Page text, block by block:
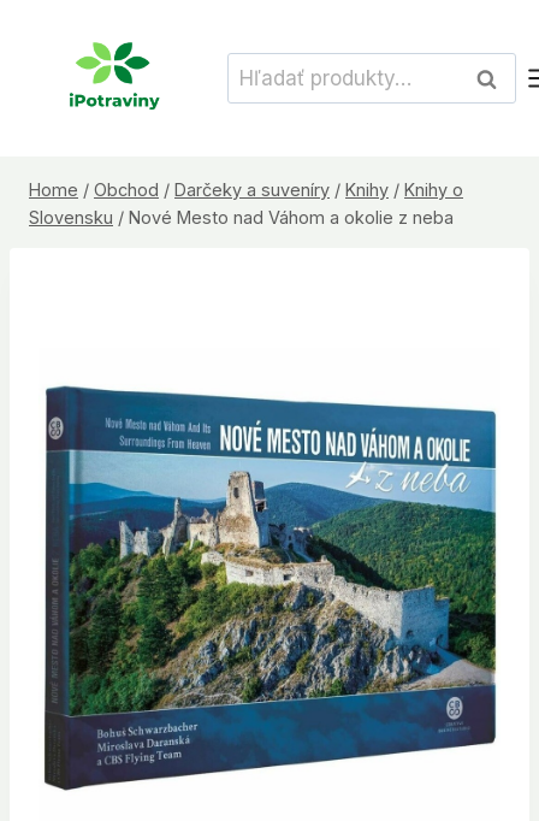
Hľadať:
Home / Obchod / Darčeky a suveníry / Knihy / Knihy o
Slovensku / Nové Mesto nad Váhom a okolie z neba